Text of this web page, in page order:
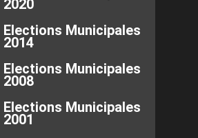
2020
Elections Municipales
2014
Elections Municipales
2008
Elections Municipales
2001